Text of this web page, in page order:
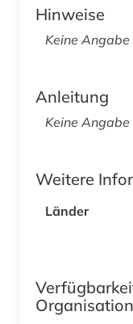
Hinweise
Keine Angabe
Anleitung
Keine Angabe
Weitere
Länder